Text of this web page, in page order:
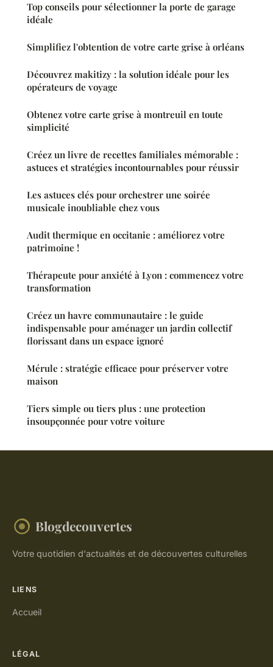
Top conseils pour sélectionner la porte de garage
idéale
Simplifiez l'obtention de votre carte grise à orléans
Découvrez makitizy : la solution idéale pour les
opérateurs de voyage
Obtenez votre carte grise à montreuil en toute
simplicité
Créez un livre de recettes familiales mémorable :
astuces et stratégies incontournables pour réussir
Les astuces clés pour orchestrer une soirée
musicale inoubliable chez vous
Audit thermique en occitanie : améliorez votre
patrimoine !
Thérapeute pour anxiété à Lyon : commencez votre
transformation
Créez un havre communautaire : le guide
indispensable pour aménager un jardin collectif
florissant dans un espace ignoré
Mérule : stratégie efficace pour préserver votre
maison
Tiers simple ou tiers plus : une protection
insoupçonnée pour votre voiture
Blogdecouvertes
Votre quotidien d'actualités et de découvertes culturelles
LIENS
Accueil
LÉGAL